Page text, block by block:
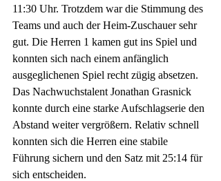
11:30 Uhr. Trotzdem war die Stimmung des
Teams und auch der Heim-Zuschauer sehr
gut. Die Herren 1 kamen gut ins Spiel und
konnten sich nach einem anfänglich
ausgeglichenen Spiel recht zügig absetzen.
Das Nachwuchstalent Jonathan Grasnick
konnte durch eine starke Aufschlagserie den
Abstand weiter vergrößern. Relativ schnell
konnten sich die Herren eine stabile
Führung sichern und den Satz mit 25:14 für
sich entscheiden.